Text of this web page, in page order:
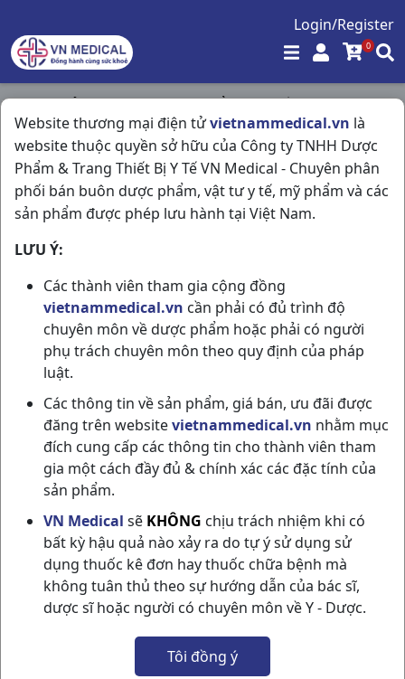
Login/Register
0
Website thương mại điện tửvietnammedical.vn là
website thuộc quyền sở hữu của Công ty TNHH Dược
Phẩm & Trang Thiết Bị Y Tế VN Medical - Chuyên phân
phối bán buôn dược phẩm, vật tư y tế, mỹ phẩm và các
sản phẩm được phép lưu hành tại Việt Nam.
LƯU Ý:
Các thành viên tham gia cộng đồng
vietnammedical.vn cần phải có đủ trình độ
chuyên môn về dược phẩm hoặc phải có người
phụ trách chuyên môn theo quy định của pháp
luật.
Các thông tin về sản phẩm, giá bán, ưu đãi được
đăng trên websitevietnammedical.vn nhằm mục
đích cung cấp các thông tin cho thành viên tham
gia một cách đầy đủ & chính xác các đặc tính của
sản phẩm.
VN Medical sẽ KHÔNG chịu trách nhiệm khi có
bất kỳ hậu quả nào xảy ra do tự ý sử dụng sử
dụng thuốc kê đơn hay thuốc chữa bệnh mà
không tuân thủ theo sự hướng dẫn của bác sĩ,
dược sĩ hoặc người có chuyên môn về Y - Dược.
Tôi đồng ý
Trang chủ / Tim Mạch - Lợi Tiểu- Nội Tiết /
Vaspycar 35 H60v Pymepharco
VASPYCAR 35 H60V PYMEPHARCO
NSX:Pymepharco
Nhóm hàng:Tim Mạch - Lợi Tiểu- Nội Tiết,
Chia sẻ qua mạng xã hội: